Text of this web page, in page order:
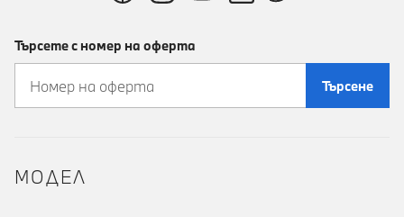
Търсете с номер на оферта
Търсене
MOДЕЛ